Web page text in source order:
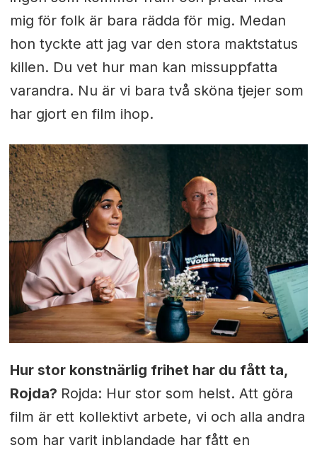
mig för folk är bara rädda för mig. Medan
hon tyckte att jag var den stora maktstatus
killen. Du vet hur man kan missuppfatta
varandra. Nu är vi bara två sköna tjejer som
har gjort en film ihop.
Hur stor konstnärlig frihet har du fått ta,
Rojda? Rojda: Hur stor som helst. Att göra
film är ett kollektivt arbete, vi och alla andra
som har varit inblandade har fått en